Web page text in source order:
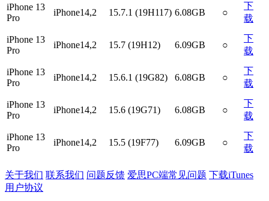
iPhone 13
Pro
iPhone14,2 15.7.1 (19H117) 6.08GB ○
下
载
iPhone 13
Pro
iPhone14,2 15.7 (19H12) 6.09GB ○
下
载
iPhone 13
Pro
iPhone14,2 15.6.1 (19G82) 6.08GB ○
下
载
iPhone 13
Pro
iPhone14,2 15.6 (19G71) 6.08GB ○
下
载
iPhone 13
Pro
iPhone14,2 15.5 (19F77) 6.09GB ○
下
载
关于我们 联系我们 问题反馈 爱思PC端常见问题 下载iTunes
用户协议